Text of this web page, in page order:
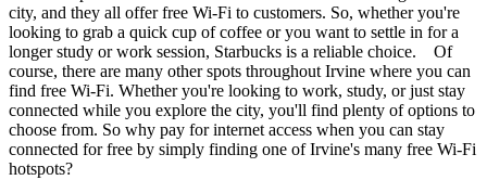
city, and they all offer free Wi-Fi to customers. So, whether you're
looking to grab a quick cup of coffee or you want to settle in for a
longer study or work session, Starbucks is a reliable choice. Of
course, there are many other spots throughout Irvine where you can
find free Wi-Fi. Whether you're looking to work, study, or just stay
connected while you explore the city, you'll find plenty of options to
choose from. So why pay for internet access when you can stay
connected for free by simply finding one of Irvine's many free Wi-Fi
hotspots?